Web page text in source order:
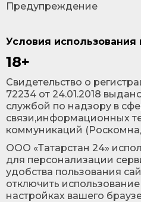
Условия использования
18+
Cвидетельство о
72234 от 24.01.2018
службой по надзору в
связи,информационных
коммуникаций
ООО «Татарстан 24»
для персонализации
удобства пользования
отключить
настройках вашего
Предупреждение